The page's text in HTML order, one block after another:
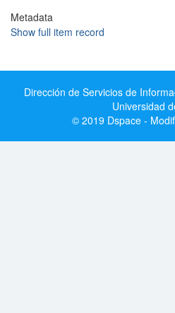
Metadata
Show full item record
Dirección de Servicios de
Universidad
© 2019 Dspace -